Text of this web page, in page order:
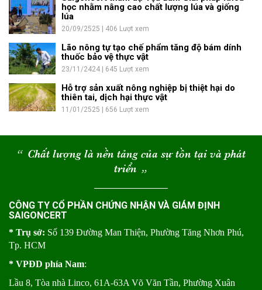
học nhằm nâng cao chất lượng lúa và giống
lúa
20/09/2525 | 406 Lượt xem
Lão nông tự tạo chế phẩm tăng độ bám dính
thuốc bảo vệ thực vật
23/11/2424 | 645 Lượt xem
Hỗ trợ sản xuất nông nghiệp bị thiệt hại do
thiên tai, dịch hại thực vật
11/01/2525 | 656 Lượt xem
“ Chất lượng là nền tảng của sự tồn tại và phát
triển “
CÔNG TY CỔ PHẦN CHỨNG NHẬN VÀ GIÁM ĐỊNH
SAIGONCERT
* Trụ sở: Số 139 Đường Man Thiện, Phường Tăng Nhơn Phú,
Tp. HCM
* VPĐD phía Nam:
Lầu 8, Tòa nhà Linco, 61A-63A Võ Văn Tần, Phường Xuân